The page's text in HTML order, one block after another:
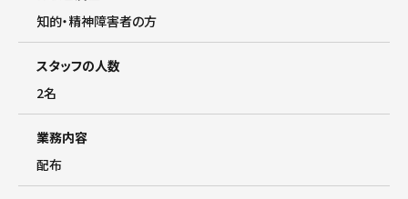
知的・精神障害者の方
スタッフの人数
2名
業務内容
配布